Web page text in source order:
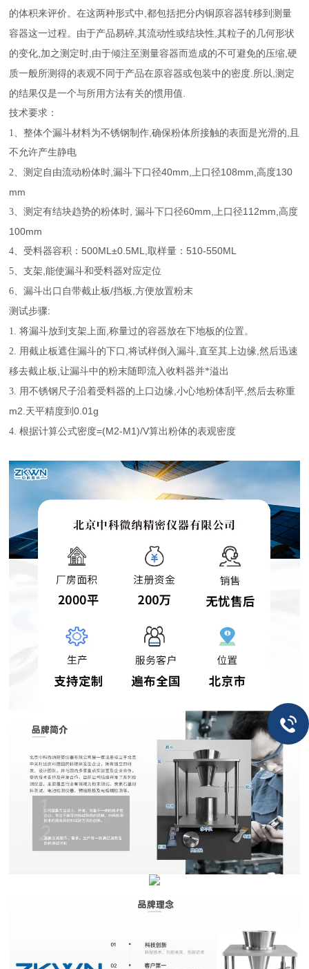
的体积来评价。在这两种形式中 ,都包括把分内铜原容器转移到测量
容器这一过程。由于产品易碎 ,其流动性或结块性 ,其粒子的几何形状
的变化 加之测定时 由于倾注至测量容器而造成的不可避免的压缩 ,硬
质一般所测得的表观不同于产品在原容器或包装中的密度 所以 ,测定
的结果仅是一个与所用方法有关的惯用值
技术要求：
1、整体个漏斗材料为不锈钢制作 ,确保粉体所接触的表面是光滑的 且
不允许产生静电
2、测定自由流动粉体时 ,漏斗下口径40mm, 上口径108mm,高度130
mm
3、测定有结块趋势的粉体时 ,漏斗下口径60mm, 上口径112mm,高度
100mm
4、受料器容积：500ML±0.5ML,取样量：510-550ML
5、支架 ,能使漏斗和受料器对应定位
6、漏斗出口自带截止板/挡板 ,方便放置粉末
测试步骤:
1.将漏斗放到支架上面 ,称量过的容器放在下地板的位置。
2. 用截止板遮住漏斗的下口 ,将试样倒入漏斗 ,直至其上边缘 ,然后迅速
移去截止板 ,让漏斗中的粉末随即流入收料器并*溢出
3. 用不锈钢尺子沿着受料器的上口边缘 ,小心地粉体刮平 ,然后去称重
m2. 天平精度到0.01g
4.根据计算公式密度=(M2-M1)/V算出粉体的表观密度